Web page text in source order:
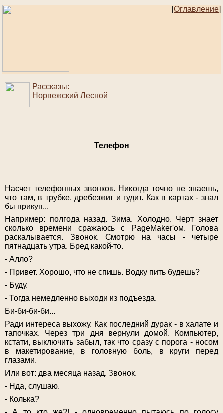
[Оглавление]
Рассказы:
Норвежский Лесной
Телефон
Насчет телефонных звонков. Никогда точно не знаешь,
что там, в трубке, дребезжит и гудит. Как в картах - знал
бы прикуп...
Например: полгода назад. Зима. Холодно. Черт знает
сколько времени сражаюсь с PageMaker'ом. Голова
раскалывается. Звонок. Смотрю на часы - четыре
пятнадцать утра. Бред какой-то.
- Алло?
- Привет. Хорошо, что не спишь. Водку пить будешь?
- Буду.
- Тогда немедленно выходи из подъезда.
Би-би-би-би...
Ради интереса выхожу. Как последний дурак - в халате и
тапочках. Через три дня вернули домой. Компьютер,
кстати, выключить забыл, так что сразу с порога - носом
в макетирование, в головную боль, в круги перед
глазами.
Или вот: два месяца назад. Звонок.
- Нда, слушаю.
- Колька?